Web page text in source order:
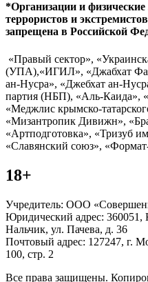
*Организации и
террористов и
запрещена в Российской
«Правый сектор»,
(УПА),«ИГИЛ», «Джабхат
ан-Нусра», «Джебхат ан-
партия (НБП), «Аль-
«Меджлис крымско-
«Мизантропик Дивижн»,
«Артподготовка», «Тризуб
«Славянский союз»,
18+
Учредитель: ООО
Юридический адрес: 360051,
Нальчик, ул. Пачева, д. 36
Почтовый адрес: 127247, г.
100, стр. 2
Все права защищены.